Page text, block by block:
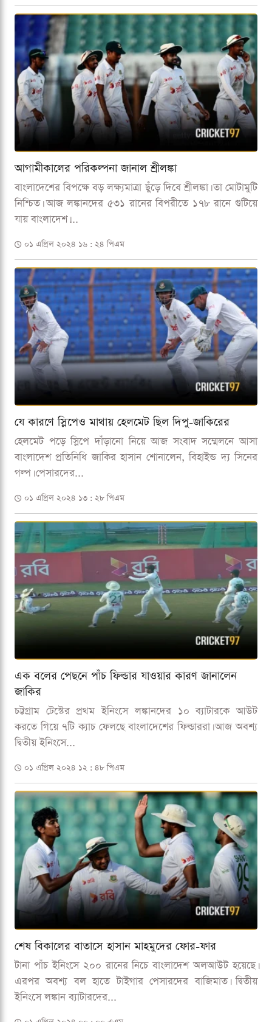
আগামীকালের পরিকল্পনা জানাল শ্রীলঙ্কা
বাংলাদেশের বিপক্ষে বড় লক্ষ্যমাত্রা ছুঁড়ে দিবে শ্রীলঙ্কা। তা মোটামুটি
নিশ্চিত। আজ লঙ্কানদের ৫৩১ রানের বিপরীতে ১৭৮ রানে গুটিয়ে
যায় বাংলাদেশ।...
০১ এপ্রিল ২০২৪ ১৬ : ২৪ পিএম
যে কারণে স্লিপেও মাথায় হেলমেট ছিল দিপু-জাকিরের
হেলমেট পড়ে স্লিপে দাঁড়ানো নিয়ে আজ সংবাদ সম্মেলনে আসা
বাংলাদেশ প্রতিনিধি জাকির হাসান শোনালেন, বিহাইন্ড দ্য সিনের
গল্প। পেসারদের...
০১ এপ্রিল ২০২৪ ১৩ : ২৮ পিএম
এক বলের পেছনে পাঁচ ফিল্ডার যাওয়ার কারণ জানালেন
জাকির
চট্টগ্রাম টেস্টের প্রথম ইনিংসে লঙ্কানদের ১০ ব্যাটারকে আউট
করতে গিয়ে ৭টি ক্যাচ ফেলছে বাংলাদেশের ফিল্ডাররা। আজ অবশ্য
দ্বিতীয় ইনিংসে...
০১ এপ্রিল ২০২৪ ১২ : ৪৮ পিএম
শেষ বিকালের বাতাসে হাসান মাহমুদের ফোর-ফার
টানা পাঁচ ইনিংসে ২০০ রানের নিচে বাংলাদেশ অলআউট হয়েছে।
এরপর অবশ্য বল হাতে টাইগার পেসারদের বাজিমাত। দ্বিতীয়
ইনিংসে লঙ্কান ব্যাটারদের...